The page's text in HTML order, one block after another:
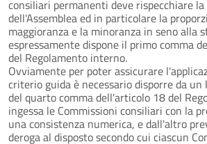
consiliari permanenti deve rispecchiare la
dell'Assemblea ed in particolare la
maggioranza e la minoranza in seno alla
espressamente dispone il primo comma
del Regolamento interno.
Ovviamente per poter assicurare
criterio guida è necessario disporre da un
del quarto comma dell'articolo 18 del
ingessa le Commissioni consiliari con la
una consistenza numerica, e dall'altro
deroga al disposto secondo cui ciascun